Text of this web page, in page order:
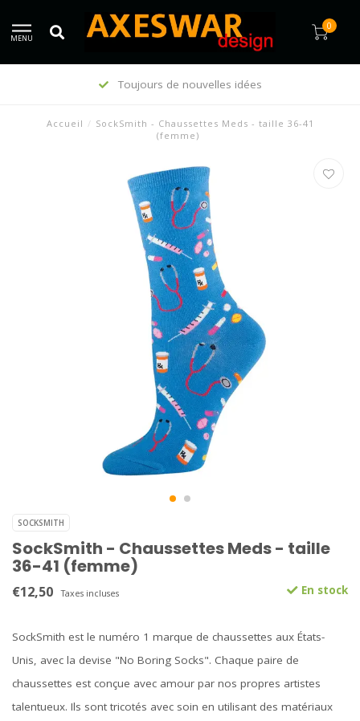
MENU
0
Toujours de nouvelles idées
Accueil / SockSmith - Chaussettes Meds - taille 36-41
(femme)
SOCKSMITH
SockSmith - Chaussettes Meds - taille
36-41 (femme)
€12,50 Taxes incluses En stock
SockSmith est le numéro 1 marque de chaussettes aux États-
Unis, avec la devise "No Boring Socks". Chaque paire de
chaussettes est conçue avec amour par nos propres artistes
talentueux. Ils sont tricotés avec soin en utilisant des matériaux